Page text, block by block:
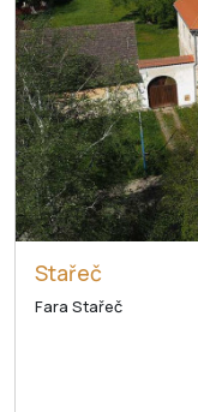
Stařeč
Fara Stařeč